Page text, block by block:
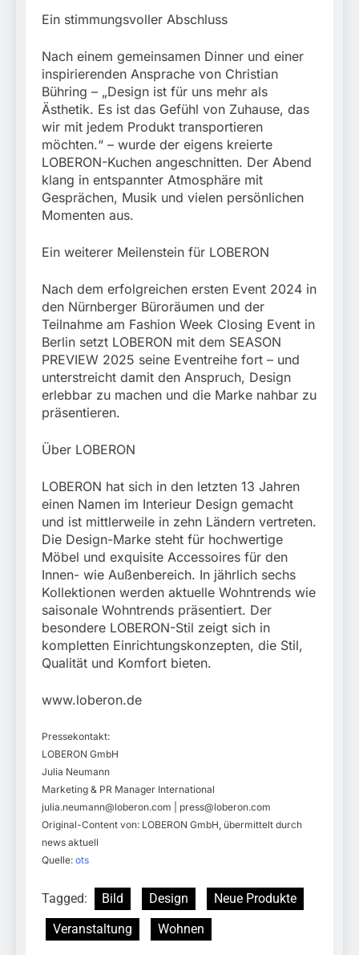
Ein stimmungsvoller Abschluss
Nach einem gemeinsamen Dinner und einer
inspirierenden Ansprache von Christian
Bühring – „Design ist für uns mehr als
Ästhetik. Es ist das Gefühl von Zuhause, das
wir mit jedem Produkt transportieren
möchten.“ – wurde der eigens kreierte
LOBERON-Kuchen angeschnitten. Der Abend
klang in entspannter Atmosphäre mit
Gesprächen, Musik und vielen persönlichen
Momenten aus.
Ein weiterer Meilenstein für LOBERON
Nach dem erfolgreichen ersten Event 2024 in
den Nürnberger Büroräumen und der
Teilnahme am Fashion Week Closing Event in
Berlin setzt LOBERON mit dem SEASON
PREVIEW 2025 seine Eventreihe fort – und
unterstreicht damit den Anspruch, Design
erlebbar zu machen und die Marke nahbar zu
präsentieren.
Über LOBERON
LOBERON hat sich in den letzten 13 Jahren
einen Namen im Interieur Design gemacht
und ist mittlerweile in zehn Ländern vertreten.
Die Design-Marke steht für hochwertige
Möbel und exquisite Accessoires für den
Innen- wie Außenbereich. In jährlich sechs
Kollektionen werden aktuelle Wohntrends wie
saisonale Wohntrends präsentiert. Der
besondere LOBERON-Stil zeigt sich in
kompletten Einrichtungskonzepten, die Stil,
Qualität und Komfort bieten.
www.loberon.de
Pressekontakt:
LOBERON GmbH
Julia Neumann
Marketing & PR Manager International
julia.neumann@loberon.com
press@loberon.com
Original-Content von: LOBERON GmbH, übermittelt durch
news aktuell
Quelle: ots
Tagged: Bild Design
Neue Produkte
Veranstaltung
Wohnen